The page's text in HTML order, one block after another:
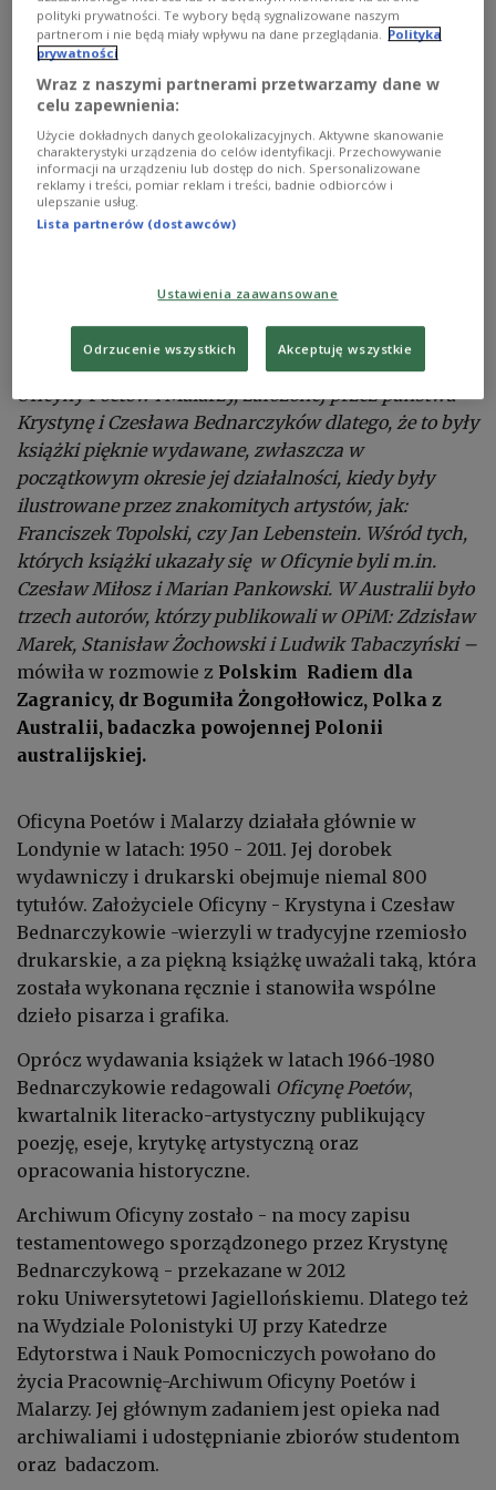
Dr Bogumiła Żongołłowicz, badaczka losów Polonii w Australii
materiały prasowe
Przez wiele lat gromadziłam publikacje londyńskiej
Oficyny Poetów i Malarzy, założonej przez państwa
Krystynę i Czesława Bednarczyków dlatego, że to były
książki pięknie wydawane, zwłaszcza w
początkowym okresie jej działalności, kiedy były
ilustrowane przez znakomitych artystów, jak:
Franciszek Topolski, czy Jan Lebenstein. Wśród tych,
których książki ukazały się w Oficynie byli m.in.
Czesław Miłosz i Marian Pankowski. W Australii było
trzech autorów, którzy publikowali w OPiM: Zdzisław
Marek, Stanisław Żochowski i Ludwik Tabaczyński –
mówiła w rozmowie z Polskim Radiem dla
Zagranicy, dr Bogumiła Żongołłowicz, Polka z
Australii, badaczka powojennej Polonii
australijskiej.
Oficyna Poetów i Malarzy działała głównie w
Londynie w latach: 1950 - 2011. Jej dorobek
wydawniczy i drukarski obejmuje niemal 800
tytułów. Założyciele Oficyny - Krystyna i Czesław
Bednarczykowie -wierzyli w tradycyjne rzemiosło
drukarskie, a za piękną książkę uważali taką, która
została wykonana ręcznie i stanowiła wspólne
dzieło pisarza i grafika.
Oprócz wydawania książek w latach 1966-1980
Bednarczykowie redagowali Oficynę Poetów,
kwartalnik literacko-artystyczny publikujący
poezję, eseje, krytykę artystyczną oraz
opracowania historyczne.
Archiwum Oficyny zostało - na mocy zapisu
testamentowego sporządzonego przez Krystynę
Bednarczykową - przekazane w 2012
roku Uniwersytetowi Jagiellońskiemu. Dlatego też
na Wydziale Polonistyki UJ przy Katedrze
Edytorstwa i Nauk Pomocniczych powołano do
życia Pracownię-Archiwum Oficyny Poetów i
Malarzy. Jej głównym zadaniem jest opieka nad
archiwaliami i udostępnianie zbiorów studentom
oraz badaczom.
polityki prywatności. Te wybory będą sygnalizowane naszym
partnerom i nie będą miały wpływu na dane przeglądania.
Polityka
prywatności
Wraz z naszymi partnerami przetwarzamy dane w
celu zapewnienia:
Użycie dokładnych danych geolokalizacyjnych. Aktywne skanowanie
charakterystyki urządzenia do celów identyfikacji. Przechowywanie
informacji na urządzeniu lub dostęp do nich. Spersonalizowane
reklamy i treści, pomiar reklam i treści, badnie odbiorców i
ulepszanie usług.
Lista partnerów (dostawców)
Ustawienia zaawansowane
Odrzucenie wszystkich Akceptuję wszystkie